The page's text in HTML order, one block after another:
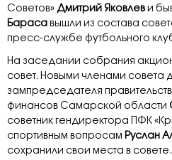
Советов» Дмитрий Яковлев и
Бараса вышли из состава
пресс-службе футбольного
На заседании собрания
совет. Новыми членами совета
зампредседателя
финансов Самарской области
советник гендиректора ПФК
спортивным вопросам Руслан
сохранили свои места в совете.